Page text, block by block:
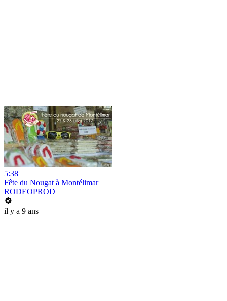
5:38
Fête du Nougat à Montélimar
RODEOPROD
il y a 9 ans